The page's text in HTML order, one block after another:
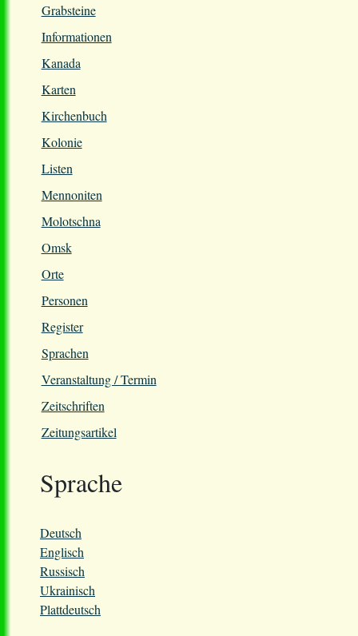
Grabsteine
Informationen
Kanada
Karten
Kirchenbuch
Kolonie
Listen
Mennoniten
Molotschna
Omsk
Orte
Personen
Register
Sprachen
Veranstaltung / Termin
Zeitschriften
Zeitungsartikel
Sprache
Deutsch
Englisch
Russisch
Ukrainisch
Plattdeutsch